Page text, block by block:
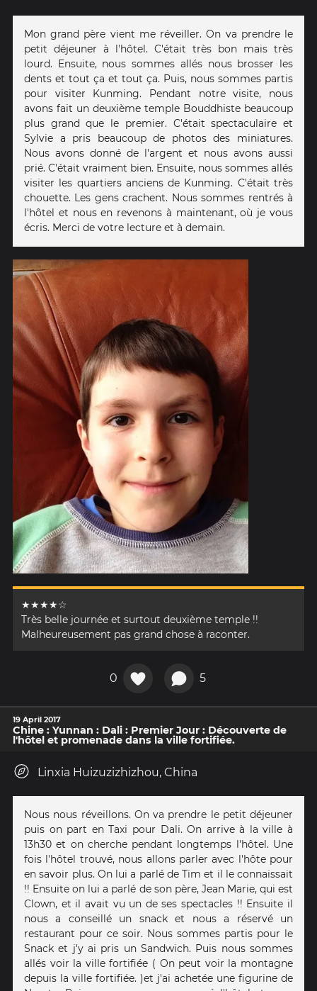
Mon grand père vient me réveiller. On va prendre le
petit déjeuner à l'hôtel. C'était très bon mais très
lourd. Ensuite, nous sommes allés nous brosser les
dents et tout ça et tout ça. Puis, nous sommes partis
pour visiter Kunming. Pendant notre visite, nous
avons fait un deuxième temple Bouddhiste beaucoup
plus grand que le premier. C'était spectaculaire et
Sylvie a pris beaucoup de photos des miniatures.
Nous avons donné de l'argent et nous avons aussi
prié. C'était vraiment bien. Ensuite, nous sommes allés
visiter les quartiers anciens de Kunming. C'était très
chouette. Les gens crachent. Nous sommes rentrés à
l'hôtel et nous en revenons à maintenant, où je vous
écris. Merci de votre lecture et à demain.
★★★★☆
Très belle journée et surtout deuxième temple !!
Malheureusement pas grand chose à raconter.
0 5
19 April 2017
Chine : Yunnan : Dali : Premier Jour : Découverte de
l'hôtel et promenade dans la ville fortifiée.
Linxia Huizuzizhizhou, China
Nous nous réveillons. On va prendre le petit déjeuner
puis on part en Taxi pour Dali. On arrive à la ville à
13h30 et on cherche pendant longtemps l'hôtel. Une
fois l'hôtel trouvé, nous allons parler avec l'hôte pour
en savoir plus. On lui a parlé de Tim et il le connaissait
!! Ensuite on lui a parlé de son père, Jean Marie, qui est
Clown, et il avait vu un de ses spectacles !! Ensuite il
nous a conseillé un snack et nous a réservé un
restaurant pour ce soir. Nous sommes partis pour le
Snack et j'y ai pris un Sandwich. Puis nous sommes
allés voir la ville fortifiée ( On peut voir la montagne
depuis la ville fortifiée. )et j'ai achetée une figurine de